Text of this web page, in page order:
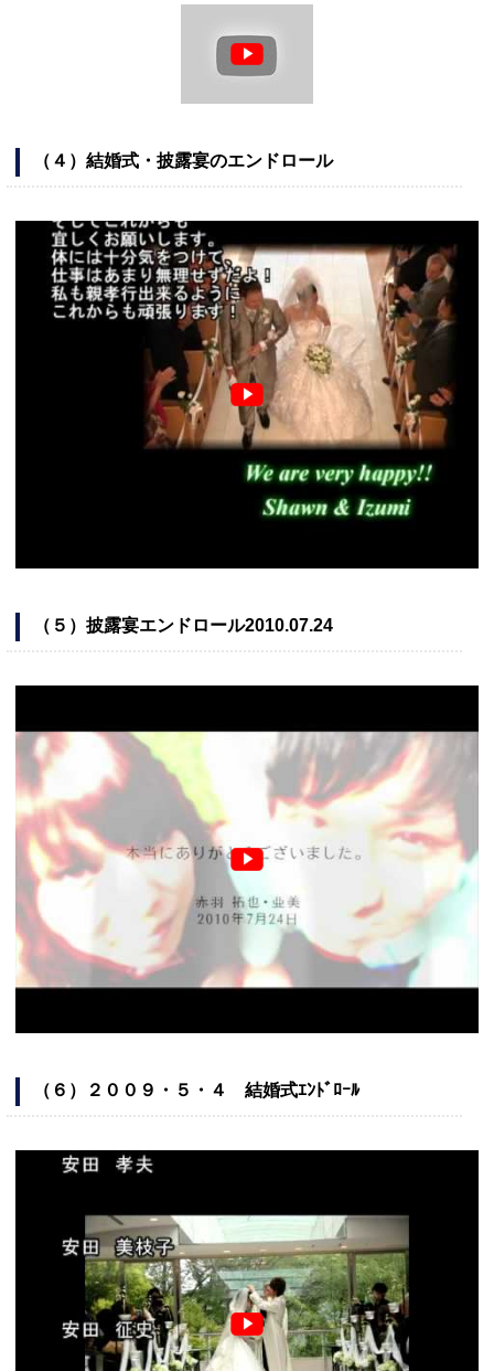
（４）結婚式・披露宴のエンドロール
（５）披露宴エンドロール2010.07.24
（６）２００９・５・４ 結婚式ｴﾝﾄﾞﾛｰﾙ